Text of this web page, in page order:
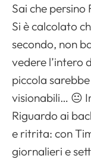
Sai che
Si è calcolato
secondo, non
vedere l’intero
piccola
visionabili… 😐
Riguardo ai
e ritrita: con
giornalieri e